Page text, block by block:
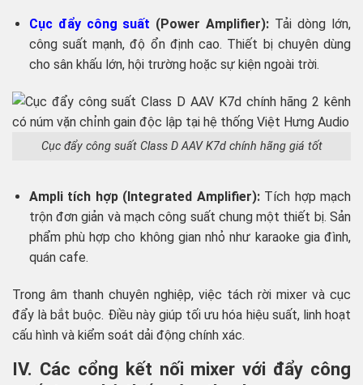
Cục đẩy công suất (Power Amplifier): Tải dòng lớn,
công suất mạnh, độ ổn định cao. Thiết bị chuyên dùng
cho sân khấu lớn, hội trường hoặc sự kiện ngoài trời.
Cục đẩy công suất Class D AAV K7d chính hãng giá tốt
Ampli tích hợp (Integrated Amplifier):Tích hợp mạch
trộn đơn giản và mạch công suất chung một thiết bị. Sản
phẩm phù hợp cho không gian nhỏ như karaoke gia đình,
quán cafe.
Trong âm thanh chuyên nghiệp, việc tách rời mixer và cục
đẩy là bắt buộc. Điều này giúp tối ưu hóa hiệu suất, linh hoạt
cấu hình và kiểm soát dải động chính xác.
IV. Các cổng kết nối mixer với đẩy công